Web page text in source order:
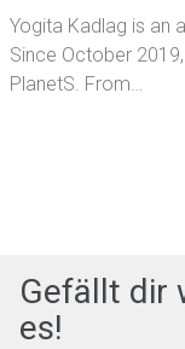
Yogita Kadlag is an
Since October
PlanetS. From…
Gefällt dir
es!